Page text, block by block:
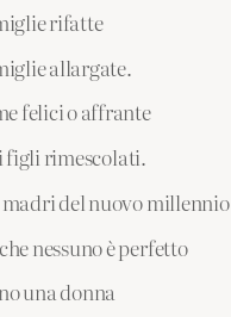
rifatte
allargate.
felici o affrante
figli rimescolati.
del nuovo millennio
nessuno è perfetto
una donna